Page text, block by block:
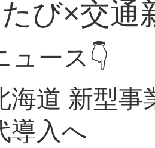
び×交通
ュース👇
海道 新型
導入へ